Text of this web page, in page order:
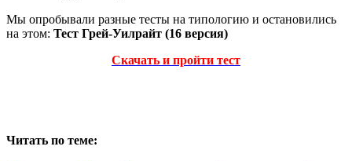
Мы опробывали разные тесты на типологию и остановились
на этом: Тест Грей-Уилрайт (16 версия)
Скачать и пройти тест
Читать по теме: